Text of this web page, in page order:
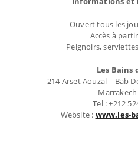
Ouvert tous les
Accès à
Peignoirs,
Les Bains
214 Arset Aouzal – Bab
Tel : +212
Website : www.les-